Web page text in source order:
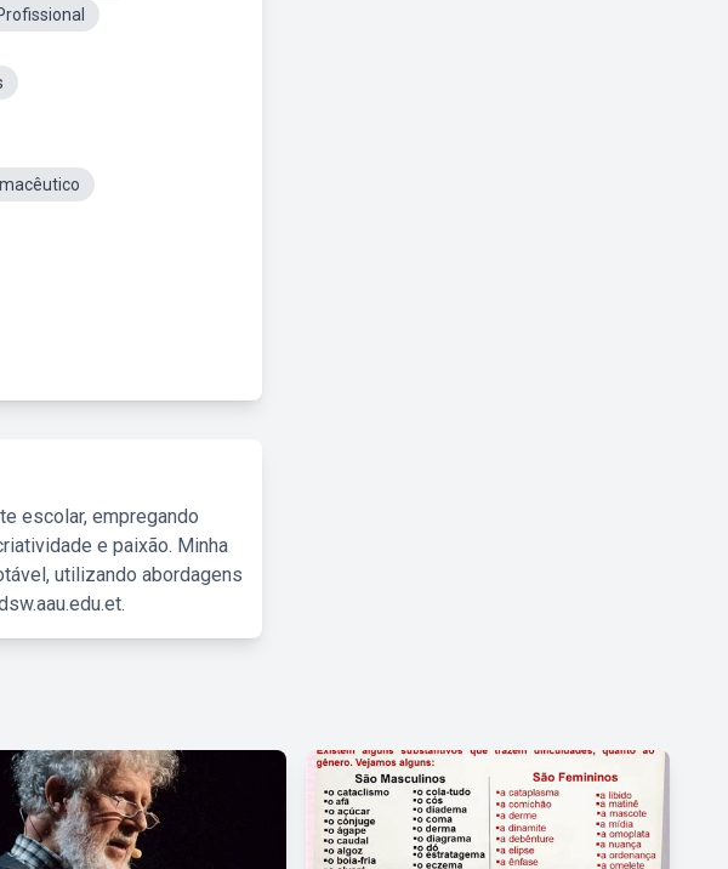
escolar, empregando
e paixão. Minha
utilizando abordagens